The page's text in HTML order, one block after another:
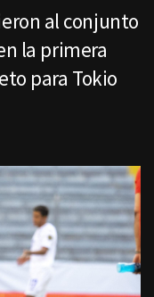
al conjunto
la primera
para Tokio